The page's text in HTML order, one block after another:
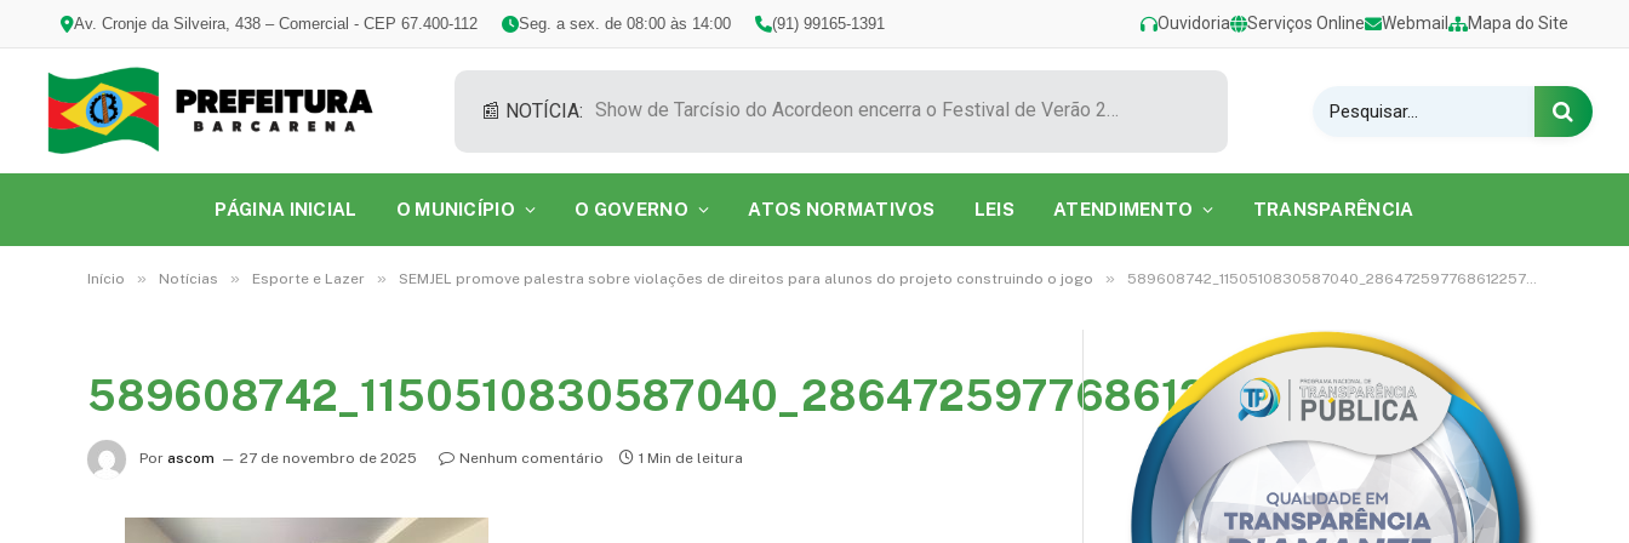
Av. Cronje da Silveira, 438 – Comercial - CEP 67.400-112 Seg. a sex. de 08:00 às 14:00 (91) 99165-1391 Ouvidoria Serviços Online Webmail Mapa do Site
📰 NOTÍCIA: Show de Tarcísio do Acordeon encerra o Festival de Verão 2026 na Praia do Caripi
PÁGINA INICIAL O MUNICÍPIO O GOVERNO ATOS NORMATIVOS LEIS ATENDIMENTO TRANSPARÊNCIA
Início » Notícias » Esporte e Lazer » SEMJEL promove palestra sobre violações de direitos para alunos do projeto construindo o jogo » 589608742_1150510830587040_2864725977686122572_n
589608742_1150510830587040_2864725977686122572_n
Por ascom 27 de novembro de 2025 Nenhum comentário 1 Min de leitura